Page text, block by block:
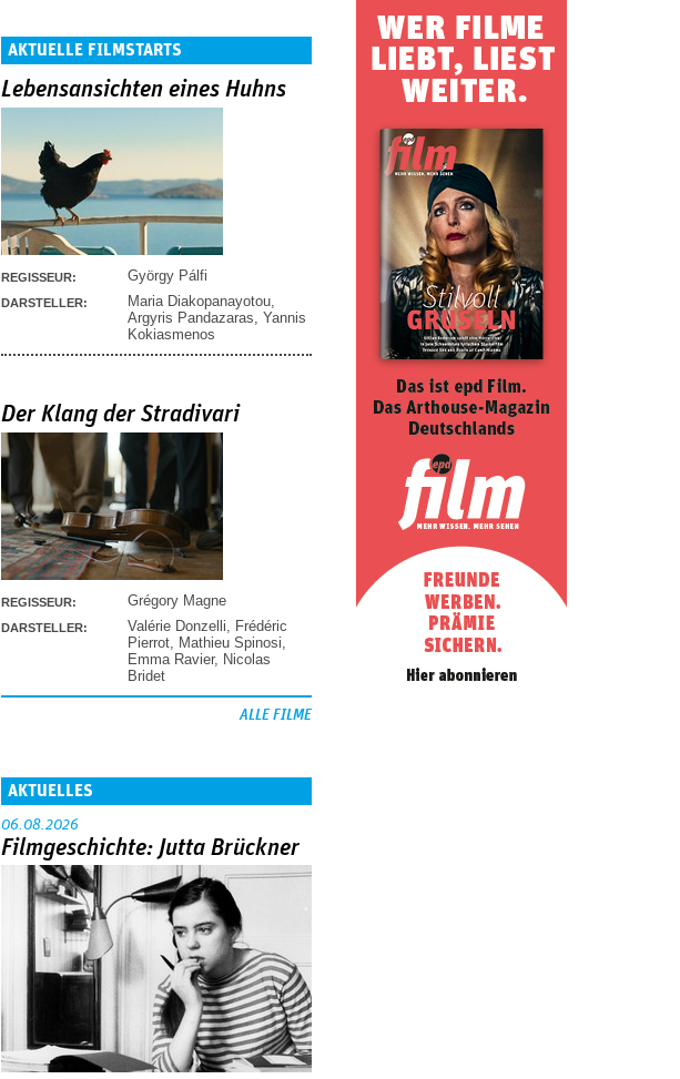
AKTUELLE FILMSTARTS
Lebensansichten eines Huhns
REGISSEUR: György Pálfi
DARSTELLER: Maria Diakopanayotou
Argyris Pandazaras Yannis
Kokiasmenos
Der Klang der Stradivari
REGISSEUR: Grégory Magne
DARSTELLER: Valérie Donzelli
Frédéric
Pierrot Mathieu Spinosi
Emma Ravier, Nicolas
Bridet
ALLE FILME
AKTUELLES
06.08.2026
Filmgeschichte: Jutta Brückner